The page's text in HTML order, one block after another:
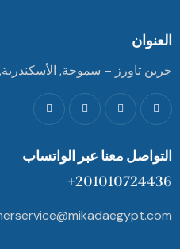
العنوان
جرين تاورز – سموحة,
التواصل معنا عبر الواتساب
201010724436+